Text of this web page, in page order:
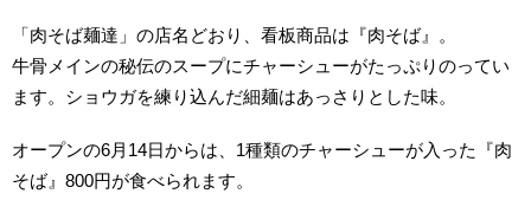
「肉そば麺達」の店名どおり、看板商品は『肉そば』。
牛骨メインの秘伝のスープにチャーシューがたっぷりのってい
ます。ショウガを練り込んだ細麺はあっさりとした味。
オープンの6月14日からは、1種類のチャーシューが入った『肉
そば』800円が食べられます。